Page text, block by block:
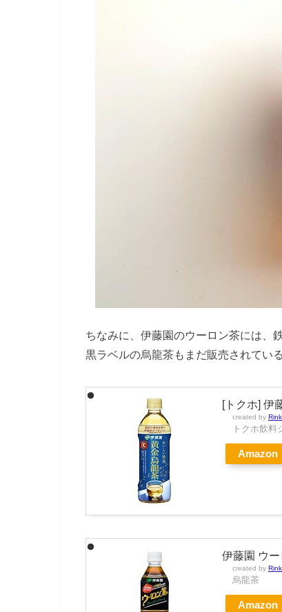
ちなみに、伊藤園のウーロン茶には、
黒ラベルの烏龍茶もまだ販売されてい
[トクホ] 伊
created by
トクホ飲料
Amazon
伊藤園 ウ
created by
烏龍茶
Amazon